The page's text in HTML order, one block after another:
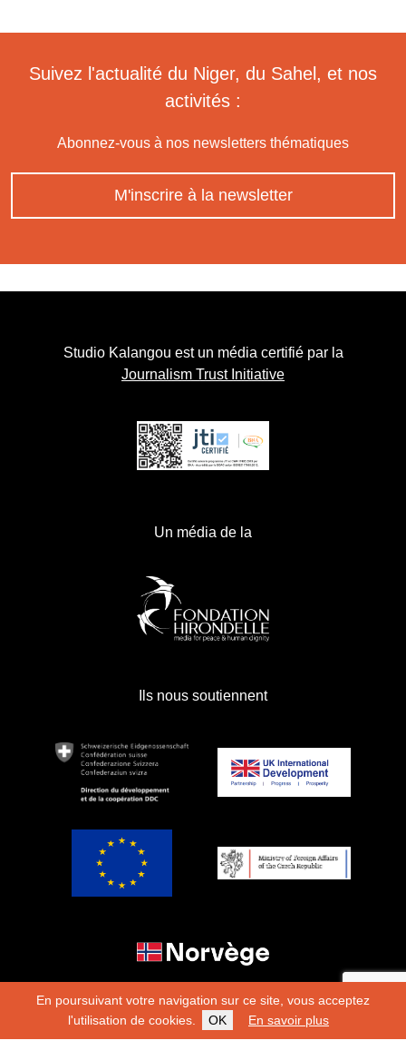
En poursuivant votre navigation sur ce site, vous acceptez
l'utilisation de cookies.
OK En savoir plus
Suivez l'actualité du Niger, du Sahel, et nos
activités :
Abonnez-vous à nos newsletters thématiques
M'inscrire à la newsletter
Studio Kalangou est un média certifié par la
Journalism Trust Initiative
Un média de la
Ils nous soutiennent